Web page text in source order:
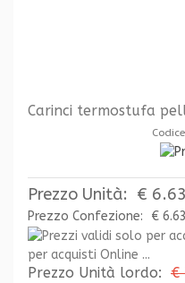
Carinci termostufa
Prezzo Unità: €
Prezzo Confezione:
€
per acquisti Online ...
Prezzo Unità lordo: €